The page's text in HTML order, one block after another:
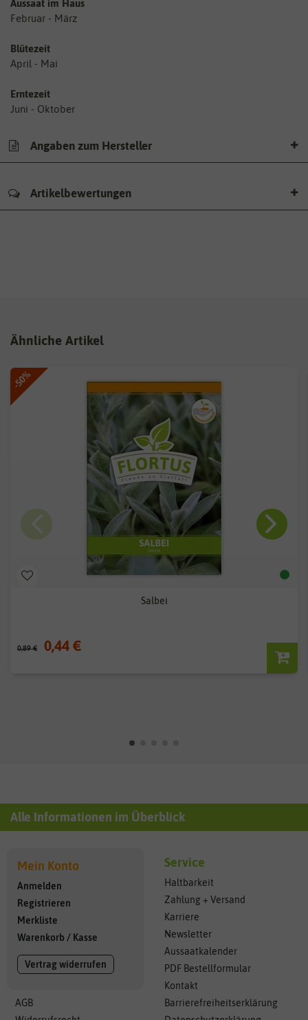
Aussaat im Haus
Februar - März
Blütezeit
April - Mai
Erntezeit
Juni - Oktober
Angaben zum Hersteller
Artikelbewertungen
Ähnliche Artikel
-50%
Salbei
0,89 € 0,44 €
Alle Informationen im Überblick
Mein Konto
Anmelden
Registrieren
Merkliste
Warenkorb / Kasse
Vertrag widerrufen
AGB
Service
Haltbarkeit
Zahlung + Versand
Karriere
Newsletter
Aussaatkalender
PDF Bestellformular
Kontakt
Barrierefreiheitserklärung